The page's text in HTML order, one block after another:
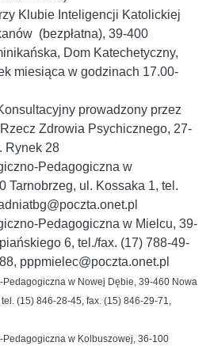
Klubie Inteligencji Katolickiej
(bezpłatna), 39-400
Dom Katechetyczny,
miesiąca w godzinach 17.00-
prowadzony przez
Zdrowia Psychicznego, 27-
Rynek 28
Pedagogiczna w
Tarnobrzeg, ul. Kossaka 1, tel.
Pedagogiczna w Mielcu, 39-
6, tel./fax. (17) 788-49-
pppmielec@poczta.onet.pl
w Nowej Dębie, 39-460 Nowa
tel. (15) 846-28-45, fax. (15) 846-29-71,
w Kolbuszowej, 36-100